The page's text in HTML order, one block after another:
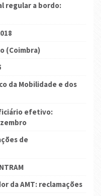
regular a bordo:
(Coimbra)
da Mobilidade e dos
efetivo:
de
da AMT: reclamações